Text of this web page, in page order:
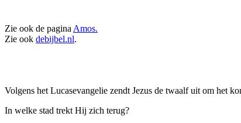
Zie ook de pagina Amos.
Zie ook debijbel.nl.
Volgens het Lucasevangelie zendt Jezus de twaalf uit om het
In welke stad trekt Hij zich terug?